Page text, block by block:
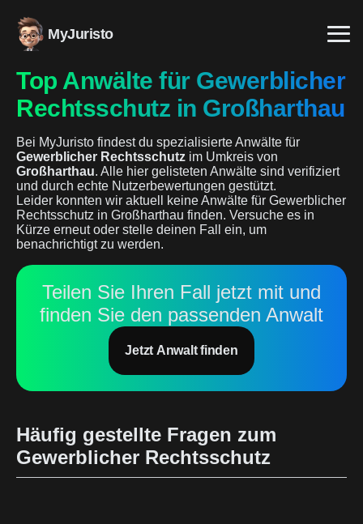
MyJuristo
Top Anwälte für Gewerblicher
Rechtsschutz in Großharthau
Bei MyJuristo findest du spezialisierte Anwälte für
Gewerblicher Rechtsschutz im Umkreis von
Großharthau. Alle hier gelisteten Anwälte sind verifiziert
und durch echte Nutzerbewertungen gestützt.
Leider konnten wir aktuell keine Anwälte für Gewerblicher
Rechtsschutz in Großharthau finden. Versuche es in
Kürze erneut oder stelle deinen Fall ein, um
benachrichtigt zu werden.
Teilen Sie Ihren Fall jetzt mit und
finden Sie den passenden Anwalt
Jetzt Anwalt finden
Häufig gestellte Fragen zum
Gewerblicher Rechtsschutz